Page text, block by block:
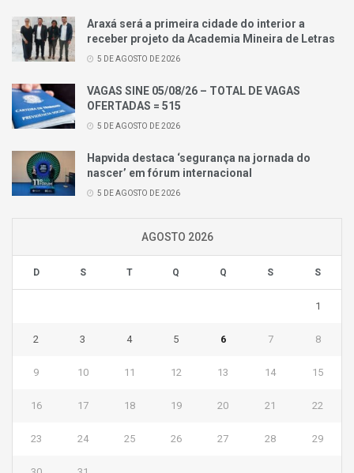
Araxá será a primeira cidade do interior a
receber projeto da Academia Mineira de Letras
5 DE AGOSTO DE 2026
VAGAS SINE 05/08/26 – TOTAL DE VAGAS
OFERTADAS = 515
5 DE AGOSTO DE 2026
Hapvida destaca ‘segurança na jornada do
nascer’ em fórum internacional
5 DE AGOSTO DE 2026
AGOSTO 2026
D S T Q Q S S
1
2 3 4 5 6 7 8
9 10 11 12 13 14 15
16 17 18 19 20 21 22
23 24 25 26 27 28 29